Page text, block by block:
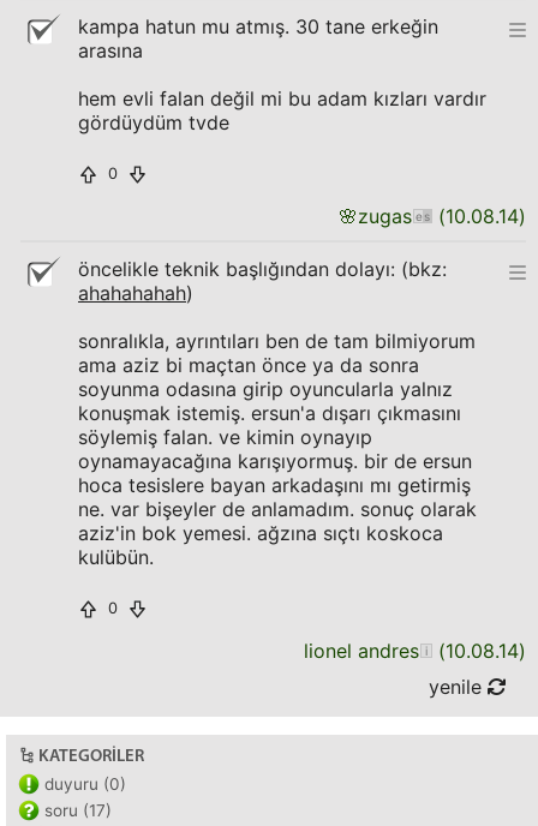
kampa hatun mu atmış. 30 tane erkeğin
arasına
hem evli falan değil mi bu adam kızları vardır
gördüydüm tvde
0
🌸zugas (10.08.14)
öncelikle teknik başlığından dolayı: (bkz:
ahahahahah)
sonralıkla, ayrıntıları ben de tam bilmiyorum
ama aziz bi maçtan önce ya da sonra
soyunma odasına girip oyuncularla yalnız
konuşmak istemiş. ersun'a dışarı çıkmasını
söylemiş falan. ve kimin oynayıp
oynamayacağına karışıyormuş. bir de ersun
hoca tesislere bayan arkadaşını mı getirmiş
ne. var bişeyler de anlamadım. sonuç olarak
aziz'in bok yemesi. ağzına sıçtı koskoca
kulübün.
0
lionel andres (10.08.14)
yenile
KATEGORILER
duyuru (0)
soru (17)